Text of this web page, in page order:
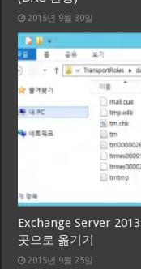
2015년 9월 30일
Exchange Server
곳으로 옮기기
2015년 9월 25일